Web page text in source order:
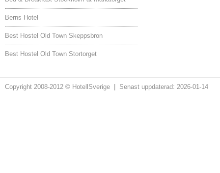
Berns Hotel
Best Hostel Old Town Skeppsbron
Best Hostel Old Town Stortorget
Copyright 2008-2012 © HotellSverige | Senast uppdaterad: 2026-01-14